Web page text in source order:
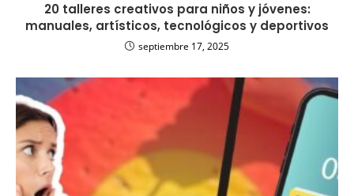
20 talleres creativos para niños y jóvenes:
manuales, artísticos, tecnológicos y deportivos
septiembre 17, 2025